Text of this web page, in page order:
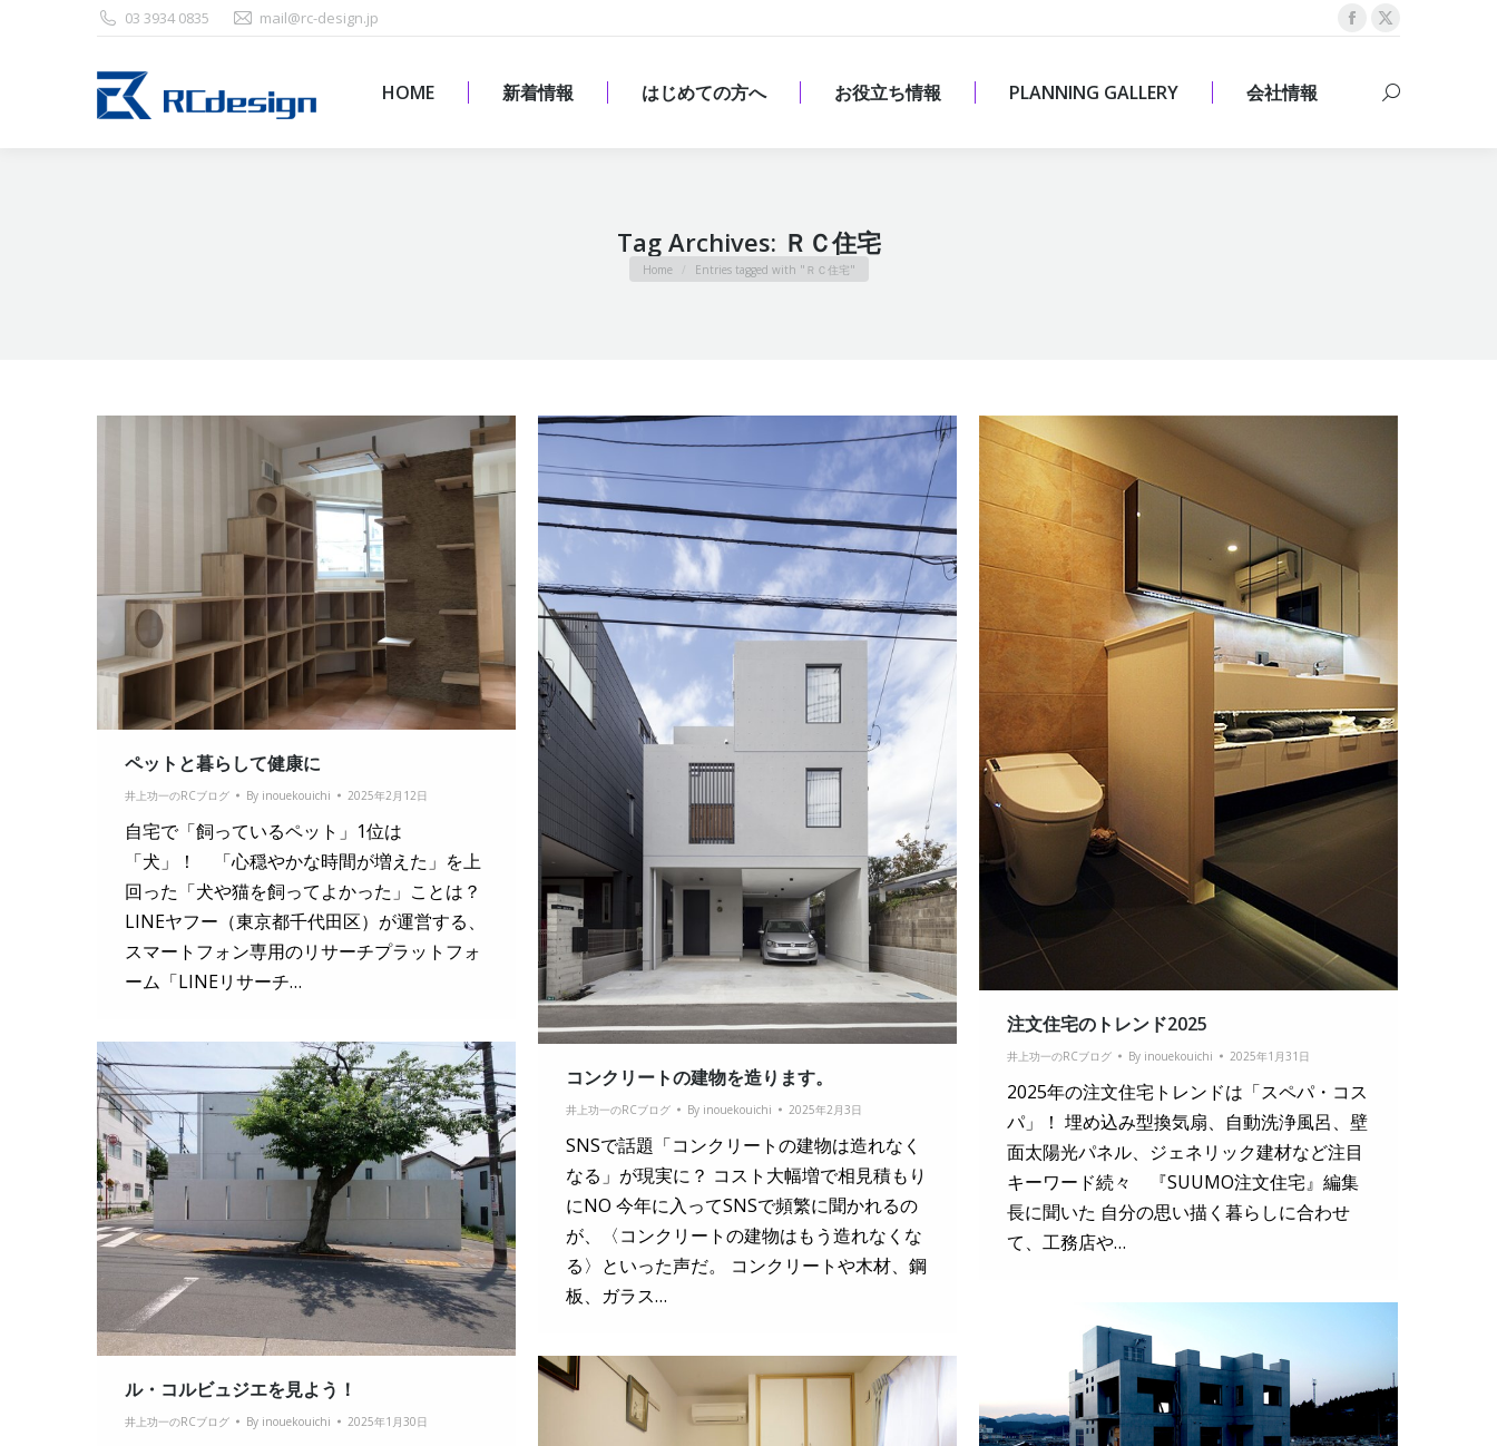
03 3934 0835 mail@rc-design.jp
Facebook
opens
X
opens
HOME 新着情報 はじめての方へ お役立ち情報 PLANNING GALLERY 会社情報 Search:
Tag Archives: ＲＣ住宅
You are here:
Home Entries tagged with "ＲＣ住宅"
ペットと暮らして健康に
井上功一のRCブログ By inouekouichi 2025年2月12日
自宅で「飼っているペット」1位は
「犬」！ 「心穏やかな時間が増えた」を上
回った「犬や猫を飼ってよかった」ことは？
LINEヤフー（東京都千代田区）が運営する、
スマートフォン専用のリサーチプラットフォ
ーム「LINEリサーチ…
コンクリートの建物を造ります。
井上功一のRCブログ By inouekouichi 2025年2月3日
SNSで話題「コンクリートの建物は造れなく
なる」が現実に？ コスト大幅増で相見積もり
にNO 今年に入ってSNSで頻繁に聞かれるの
が、〈コンクリートの建物はもう造れなくな
る〉といった声だ。 コンクリートや木材、鋼
板、ガラス…
注文住宅のトレンド2025
井上功一のRCブログ By inouekouichi 2025年1月31日
2025年の注文住宅トレンドは「スペパ・コス
パ」！ 埋め込み型換気扇、自動洗浄風呂、壁
面太陽光パネル、ジェネリック建材など注目
キーワード続々 『SUUMO注文住宅』編集
長に聞いた 自分の思い描く暮らしに合わせ
て、工務店や…
ル・コルビュジエを見よう！
井上功一のRCブログ By inouekouichi 2025年1月30日
HOME 新着情報 はじめての方へ お役立ち情報 PLANNING GALLERY 会社情報 Search: